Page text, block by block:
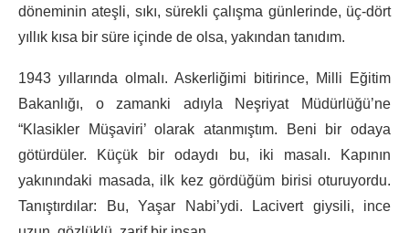
döneminin ateşli, sıkı, sürekli çalışma günlerinde, üç-dört
yıllık kısa bir süre içinde de olsa, yakından tanıdım.
1943 yıllarında olmalı. Askerliğimi bitirince, Milli Eğitim
Bakanlığı, o zamanki adıyla Neşriyat Müdürlüğü’ne
“Klasikler Müşaviri’ olarak atanmıştım. Beni bir odaya
götürdüler. Küçük bir odaydı bu, iki masalı. Kapının
yakınındaki masada, ilk kez gördüğüm birisi oturuyordu.
Tanıştırdılar: Bu, Yaşar Nabi’ydi. Lacivert giysili, ince